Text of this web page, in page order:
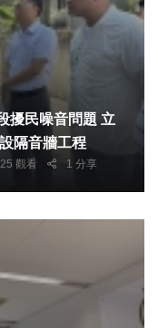
民噪音問題 立
隔音牆工程
觀看 1 分享